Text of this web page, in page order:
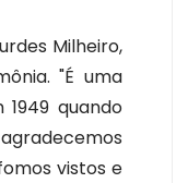
Milheiro,
"É uma
quando
vistos e